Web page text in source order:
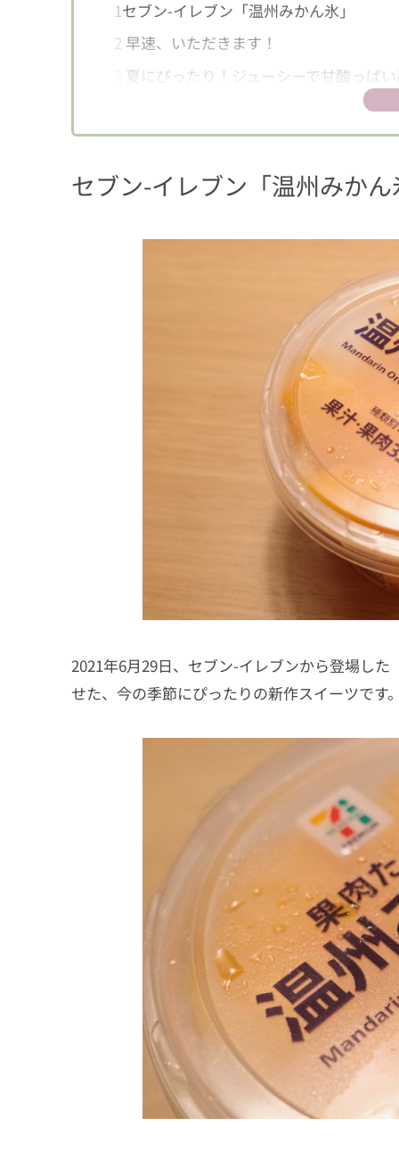
1セブン-イレブン「温州みかん氷」
2 早速、いただきます！
夏にぴったり！ジューシーで甘酸っぱ
セブン-イレブン「温州みかん
2021年6月29日、セブン-イレブンから登場し
せた、今の季節にぴったりの新作スイーツです